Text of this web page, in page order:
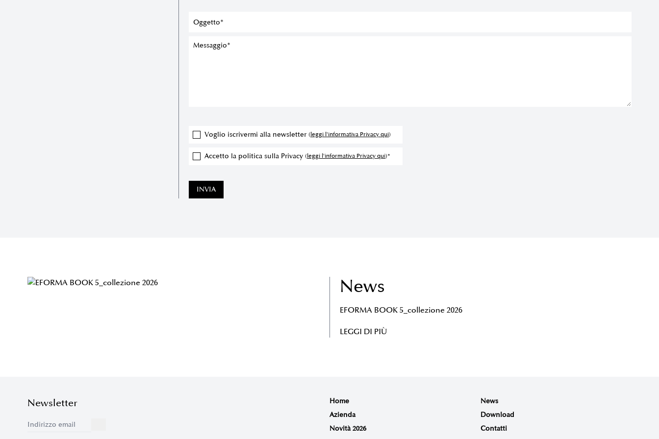
Voglio iscrivermi alla newsletter (leggi l'informativa Privacy qui)
Accetto la politica sulla Privacy (leggi l'informativa Privacy qui)*
INVIA
News
EFORMA BOOK 5_collezione 2026
LEGGI DI PIÙ
Newsletter
Home
Azienda
Novità 2026
News
Download
Contatti